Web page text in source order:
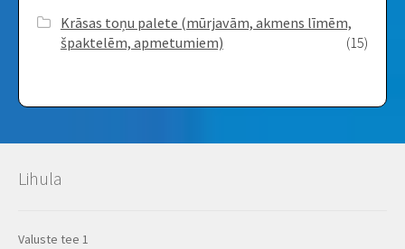
Krāsas toņu palete (mūrjavām, akmens līmēm,
špaktelēm, apmetumiem)
(15)
Lihula
Valuste tee 1